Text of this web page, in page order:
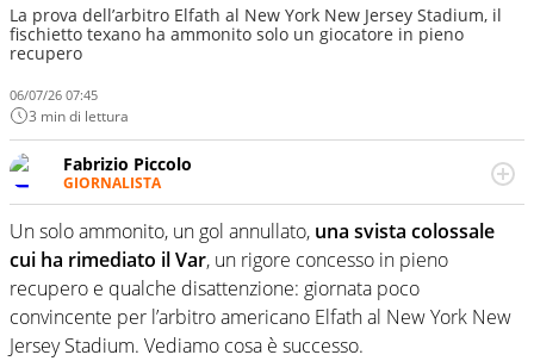
La prova dell’arbitro Elfath al New York New Jersey Stadium, il
fischietto texano ha ammonito solo un giocatore in pieno
recupero
06/07/26 07:45
3 min di lettura
Fabrizio Piccolo
GIORNALISTA
Nella sua carriera ha seguito numerose manifestazioni
sportive e collaborato con agenzie e testate. Esperienza,
competenza, conoscenza e memoria storica. Si occupa
prevalentemente di calcio
Un solo ammonito, un gol annullato, una svista colossale
cui ha rimediato il Var, un rigore concesso in pieno
recupero e qualche disattenzione: giornata poco
convincente per l’arbitro americano Elfath al New York New
Jersey Stadium. Vediamo cosa è successo.